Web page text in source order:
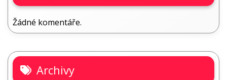
Žádné komentáře.
Archivy